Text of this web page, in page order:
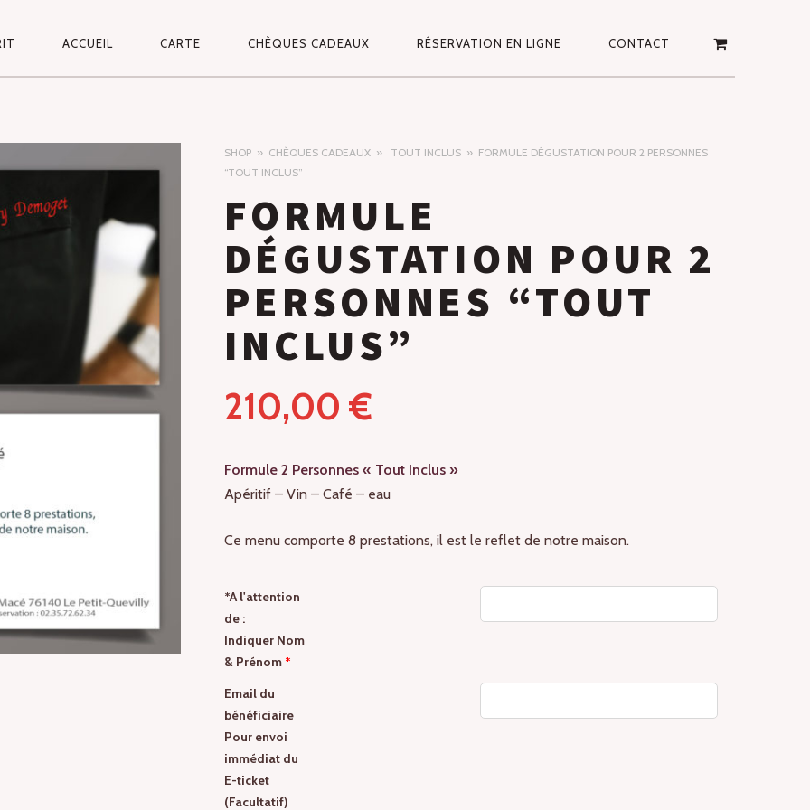
ACCUEIL CARTE CHÈQUES CADEAUX RÉSERVATION EN LIGNE CONTACT
SHOP CHÈQUES CADEAUX TOUT INCLUS
FORMULE DÉGUSTATION POUR 2 PERSONNES
“TOUT INCLUS”
FORMULE
DÉGUSTATION POUR 2
PERSONNES “TOUT
INCLUS”
210,00 €
Formule 2 Personnes « Tout Inclus »
Apéritif – Vin – Café – eau
Ce menu comporte 8 prestations, il est le reflet de notre maison.
*A l'attention
de :
Indiquer Nom
& Prénom*
Email du
bénéficiaire
Pour envoi
immédiat du
E-ticket
(Facultatif)